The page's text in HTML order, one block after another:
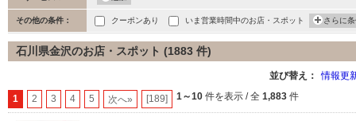
その他の条件： クーポンあり いま営業時間中のお店・スポット さらに
石川県金沢のお店・スポット (1883 件)
並び替え： 情報更
1 2 3 4 5 次へ» [189] 1～10 件を表示 / 全 1,883 件